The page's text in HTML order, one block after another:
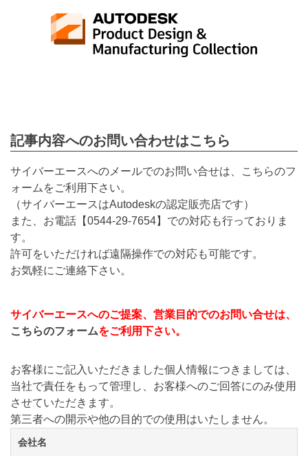
記事内容へのお問い合わせはこちら
サイバーエースへのメールでのお問い合せは、こちらのフ
ォームをご利用下さい。
（サイバーエースはAutodeskの認定販売店です）
また、お電話【0544-29-7654】での対応も行っておりま
す。
許可をいただければ遠隔操作での対応も可能です。
お気軽にご連絡下さい。
サイバーエースへのご提案、営業目的でのお問い合せは、
こちらのフォームをご利用下さい。
お客様にご記入いただきました個人情報につきましては、
当社で責任をもって管理し、お客様へのご回答にのみ使用
させていただきます。
第三者への開示や他の目的での使用はいたしません。
会社名